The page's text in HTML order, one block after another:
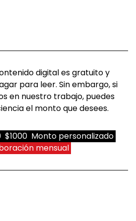
digital es gratuito y
para leer. Sin embargo, si
en nuestro trabajo, puedes
el monto que desees.
$1000 Monto personalizado
mensual